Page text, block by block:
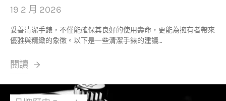
19 2 月 2026
妥善清潔手錶，不僅能確保其良好的使用壽命，更能為擁有者帶來
優雅與精緻的象徵。以下是一些清潔手錶的建議…
閱讀